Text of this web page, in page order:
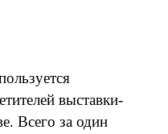
выставки-
Всего за один